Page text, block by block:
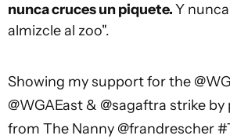
nunca cruces un piquete.Y
almizcle al zoo".
Showing my support for the
@WGAEast& @sagaftra strike by
from The Nanny @frandrescher